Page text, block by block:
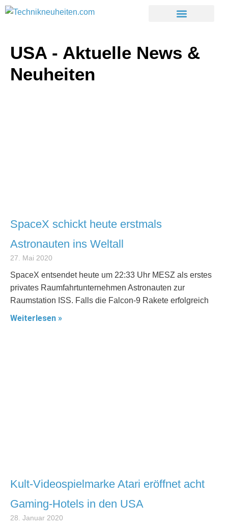
USA - Aktuelle News &
Neuheiten
SpaceX schickt heute erstmals
Astronauten ins Weltall
27. Mai 2020
SpaceX entsendet heute um 22:33 Uhr MESZ als erstes
privates Raumfahrtunternehmen Astronauten zur
Raumstation ISS. Falls die Falcon-9 Rakete erfolgreich
Weiterlesen »
Kult-Videospielmarke Atari eröffnet acht
Gaming-Hotels in den USA
28. Januar 2020